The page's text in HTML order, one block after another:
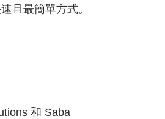
且最簡單方式。
和 Saba